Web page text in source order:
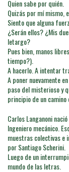
Quien sabe por quién.
Quizás por mí mismo,
Siento que alguna
¿Serán ellos? ¿Mis
letargo?
Pues bien, manos
tiempo?).
A hacerlo. A intentar
A poner nuevamente
paso del misterioso y
principio de un
Carlos Langanoni
Ingeniero mecánico.
muestras colectivas e
por Santiago Scherini.
Luego de un
mundo de las letras.